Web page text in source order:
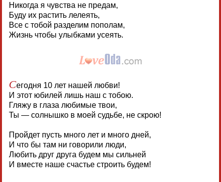
Никогда я чувства не предам,
Буду их растить лелеять,
Все с тобой разделим пополам,
Жизнь чтобы улыбками усеять.
Сегодня 10 лет нашей любви!
И этот юбилей лишь наш с тобою.
Гляжу в глаза любимые твои,
Ты — солнышко в моей судьбе, не скрою!
Пройдет пусть много лет и много дней,
И что бы там ни говорили люди,
Любить друг друга будем мы сильней
И вместе наше счастье строить будем!